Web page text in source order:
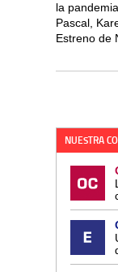
la
Pascal,
Estreno de
NUESTRA